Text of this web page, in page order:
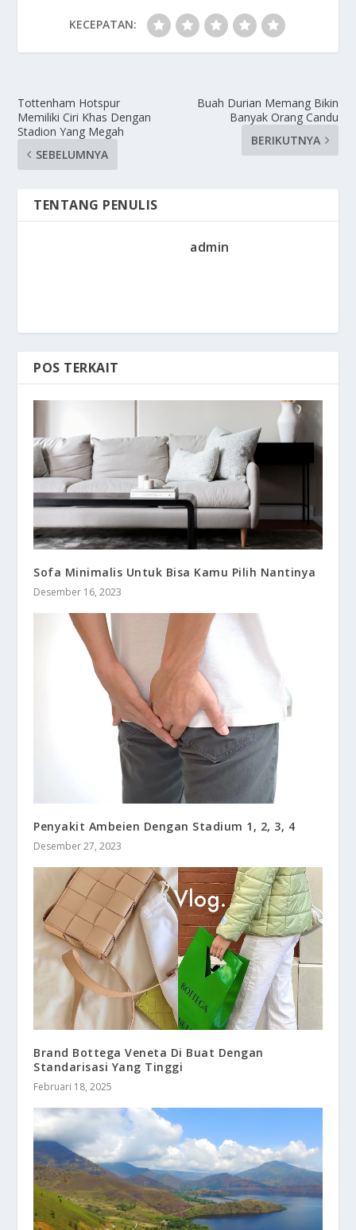
KECEPATAN:
Tottenham Hotspur
Memiliki Ciri Khas Dengan
Stadion Yang Megah
SEBELUMNYA
Buah Durian Memang Bikin
Banyak Orang Candu
BERIKUTNYA
TENTANG PENULIS
admin
POS TERKAIT
Sofa Minimalis Untuk Bisa Kamu Pilih Nantinya
Desember 16, 2023
Penyakit Ambeien Dengan Stadium 1, 2, 3, 4
Desember 27, 2023
Brand Bottega Veneta Di Buat Dengan
Standarisasi Yang Tinggi
Februari 18, 2025